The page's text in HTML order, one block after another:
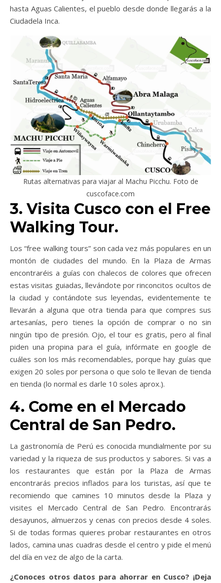
hasta Aguas Calientes, el pueblo desde donde llegarás a la
Ciudadela Inca.
Rutas alternativas para viajar al Machu Picchu. Foto de
cuscoface.com
3. Visita Cusco con el Free
Walking Tour.
Los “free walking tours” son cada vez más populares en un
montón de ciudades del mundo. En la Plaza de Armas
encontraréis a guías con chalecos de colores que ofrecen
estas visitas guiadas, llevándote por rinconcitos ocultos de
la ciudad y contándote sus leyendas, evidentemente te
llevarán a alguna que otra tienda para que compres sus
artesanías, pero tienes la opción de comprar o no sin
ningún tipo de presión. Ojo, el tour es gratis, pero al final
piden una propina para el guía, infórmate en google de
cuáles son los más recomendables, porque hay guías que
exigen 20 soles por persona o que solo te llevan de tienda
en tienda (lo normal es darle 10 soles aprox.).
4. Come en el Mercado
Central de San Pedro.
La gastronomía de Perú es conocida mundialmente por su
variedad y la riqueza de sus productos y sabores. Si vas a
los restaurantes que están por la Plaza de Armas
encontrarás precios inflados para los turistas, así que te
recomiendo que camines 10 minutos desde la Plaza y
visites el Mercado Central de San Pedro. Encontrarás
desayunos, almuerzos y cenas con precios desde 4 soles.
Si de todas formas quieres probar restaurantes en otros
lados, camina unas cuadras desde el centro y pide el menú
del día en vez de algo de la carta.
¿Conoces otros datos para ahorrar en Cusco? ¡Deja